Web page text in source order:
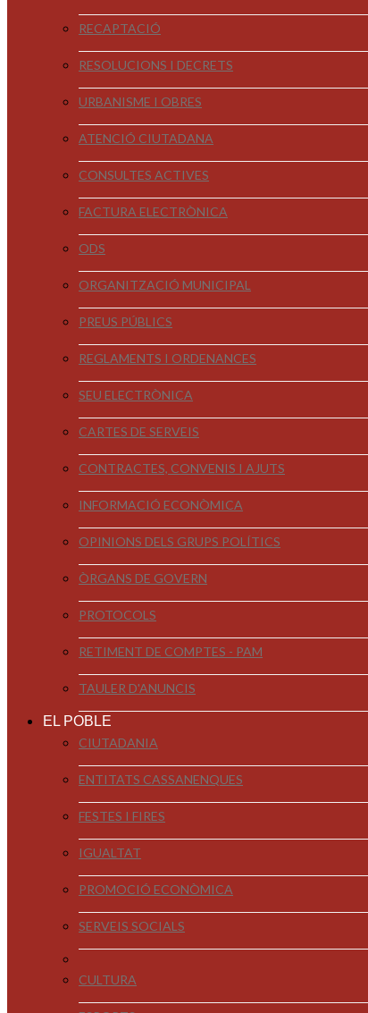
RECAPTACIÓ
RESOLUCIONS I DECRETS
URBANISME I OBRES
ATENCIÓ CIUTADANA
CONSULTES ACTIVES
FACTURA ELECTRÒNICA
ODS
ORGANITZACIÓ MUNICIPAL
PREUS PÚBLICS
REGLAMENTS I ORDENANCES
SEU ELECTRÒNICA
CARTES DE SERVEIS
CONTRACTES, CONVENIS I AJUTS
INFORMACIÓ ECONÒMICA
OPINIONS DELS GRUPS POLÍTICS
ÒRGANS DE GOVERN
PROTOCOLS
RETIMENT DE COMPTES - PAM
TAULER D'ANUNCIS
EL POBLE
CIUTADANIA
ENTITATS CASSANENQUES
FESTES I FIRES
IGUALTAT
PROMOCIÓ ECONÒMICA
SERVEIS SOCIALS
CULTURA